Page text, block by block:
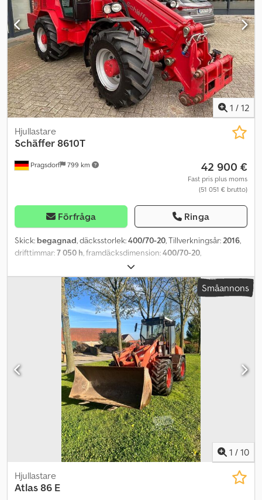
leasingerbjudande för detta objekt. Välkommen att kontakta oss!
1 / 12
Pragsdorf 799 km
Hjullastare
Schäffer8610T
42 900 €
Fast pris plus moms
(51 051 € brutto)
Förfråga Ringa
Skick: begagnad, däcksstorlek:400/70-20, Tillverkningsår:2016,
drifttimmar:7 050 h, framdäcksdimension:400/70-20,
, maxhastighet:
hytt, luftkonditionering, Däck (fram): 400/70-20, däck (bak):
400/70-20, driftstimmar: 7050, hydraulisk låsning av redskap, radio,
teleskoparm (längdjustering), knickstyrning. Däck: 400/70-20,
driftstimmar: 7050, första registrering: 2016, hastighet: 35, styrning:
knickstyrning, godkänd för väg: ja, hydraulisk låsning av redskap: ja.
- Hydrostatisk drivning, 35 km/h. - Hytt med radio och
klimatanläggning. - Luftfjädrad förarstol. - 2 x extra hydraulik fram, 1
x extra hydraulik bak. - Däck 400/70 R20 AS. - Utrustad med 3:e
styrkrets. - SCHÄFFER fästplatta, hydraulisk låsning. Plats: Kund.
Dcsdpfx Aszr Taxopvok
Småannons
1 / 10
Hjullastare
Atlas86 E